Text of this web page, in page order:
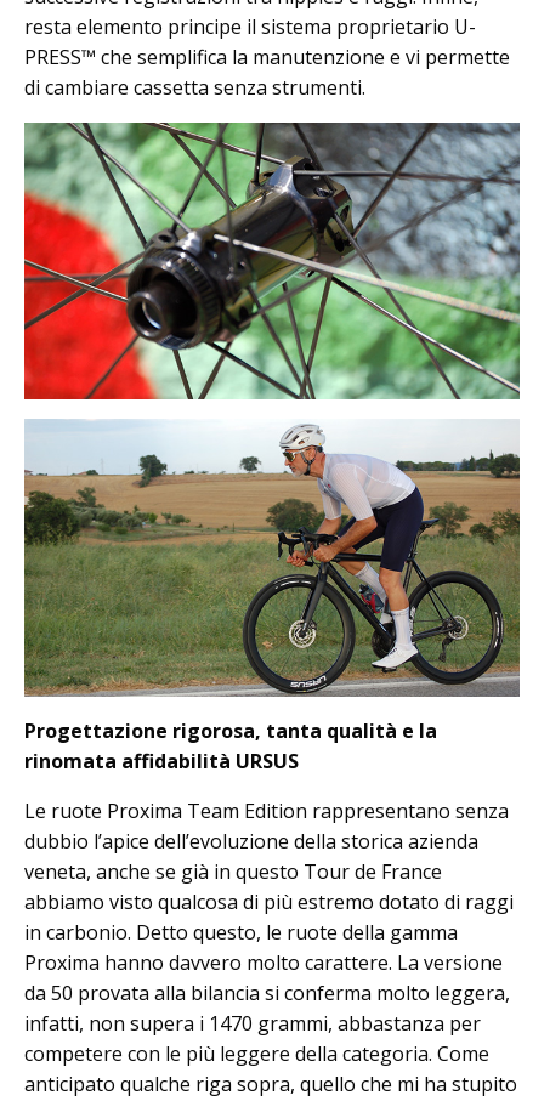
resta elemento principe il sistema proprietario U-
PRESS™ che semplifica la manutenzione e vi permette
di cambiare cassetta senza strumenti.
Progettazione rigorosa, tanta qualità e la
rinomata affidabilità URSUS
Le ruote Proxima Team Edition rappresentano senza
dubbio l’apice dell’evoluzione della storica azienda
veneta, anche se già in questo Tour de France
abbiamo visto qualcosa di più estremo dotato di raggi
in carbonio. Detto questo, le ruote della gamma
Proxima hanno davvero molto carattere. La versione
da 50 provata alla bilancia si conferma molto leggera,
infatti, non supera i 1470 grammi, abbastanza per
competere con le più leggere della categoria. Come
anticipato qualche riga sopra, quello che mi ha stupito